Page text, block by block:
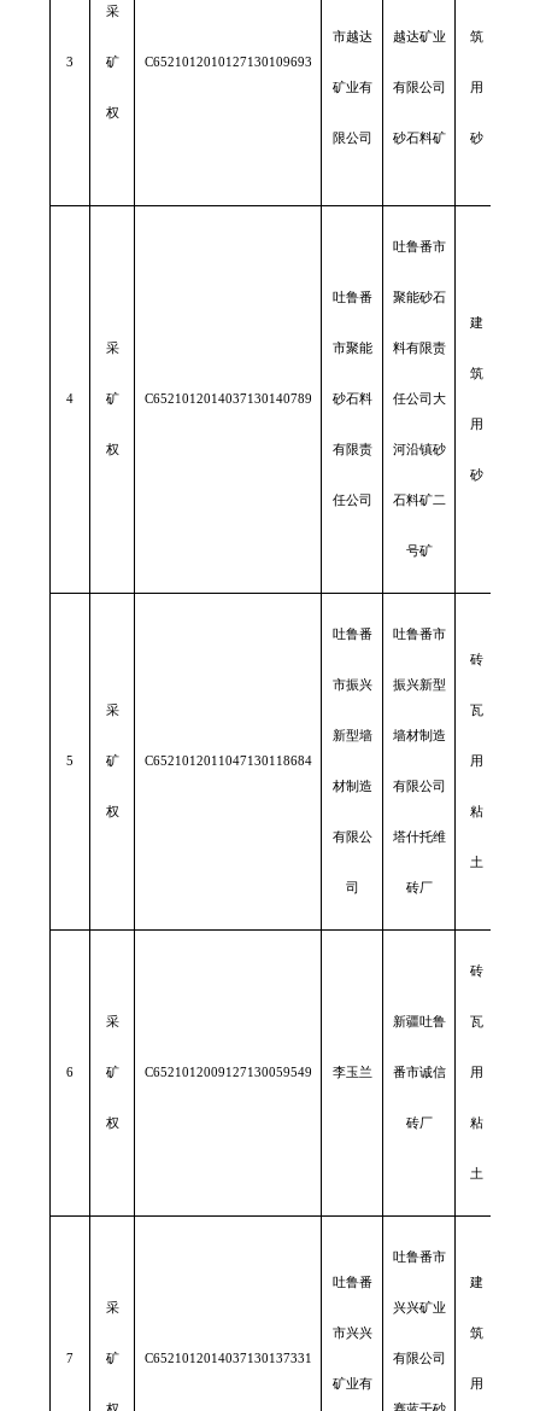
3
采
矿
权
C6521012010127130109693
市越达
矿业有
限公司
越达矿业
有限公司
砂石料矿
筑
用
砂
4
采
矿
权
C6521012014037130140789
吐鲁番
市聚能
砂石料
有限责
任公司
吐鲁番市
聚能砂石
料有限责
任公司大
河沿镇砂
石料矿二
号矿
建
筑
用
砂
5
采
矿
权
C6521012011047130118684
吐鲁番
市振兴
新型墙
材制造
有限公
司
吐鲁番市
振兴新型
墙材制造
有限公司
塔什托维
砖厂
砖
瓦
用
粘
土
6
采
矿
权
C6521012009127130059549 李玉兰
新疆吐鲁
番市诚信
砖厂
砖
瓦
用
粘
土
7
采
矿 C6521012014037130137331
吐鲁番
市兴兴
矿业有
吐鲁番市
兴兴矿业
有限公司
建
筑
用